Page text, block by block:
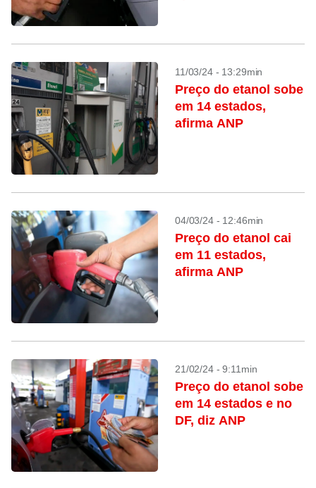
11/03/24 - 13:29min
Preço do etanol sobe
em 14 estados,
afirma ANP
04/03/24 - 12:46min
Preço do etanol cai
em 11 estados,
afirma ANP
21/02/24 - 9:11min
Preço do etanol sobe
em 14 estados e no
DF, diz ANP